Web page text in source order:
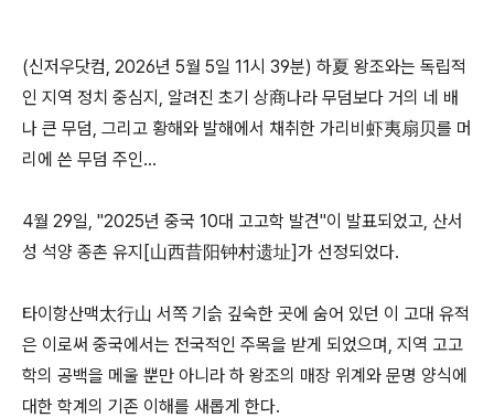
(신저우닷컴, 2026년 5월 5일 11시 39분) 하夏 왕조와는 독립적
인 지역 정치 중심지, 알려진 초기 상商나라 무덤보다 거의 네 배
나 큰 무덤, 그리고 황해와 발해에서 채취한 가리비虾夷扇贝를 머
리에 쓴 무덤 주인…
4월 29일, "2025년 중국 10대 고고학 발견"이 발표되었고, 산서
성 석양 종촌 유지[山西昔阳钟村遗址]가 선정되었다.
타이항산맥太行山 서쪽 기슭 깊숙한 곳에 숨어 있던 이 고대 유적
은 이로써 중국에서는 전국적인 주목을 받게 되었으며, 지역 고고
학의 공백을 메울 뿐만 아니라 하 왕조의 매장 위계와 문명 양식에
대한 학계의 기존 이해를 새롭게 한다.